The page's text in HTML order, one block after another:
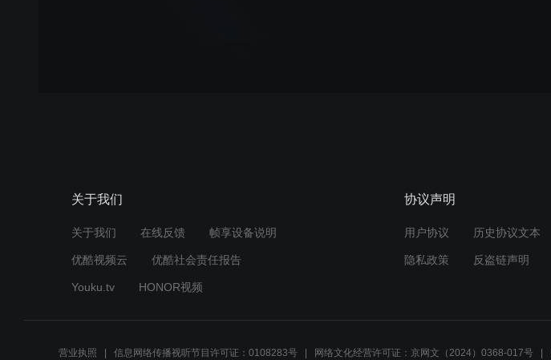
关于我们
关于我们 在线反馈 帧享设备说明
优酷视频云 优酷社会责任报告
Youku.tv HONOR视频
协议声明
用户协议 历史协议文本
隐私政策 反盗链声明
营业执照 信息网络传播视听节目许可证：0108283号 网络文化经营许可证：京网文（2024）0368-017号